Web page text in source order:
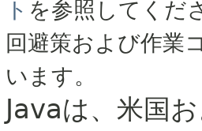
ト を参照してくだ
回避策および作業
います。
Javaは、米国